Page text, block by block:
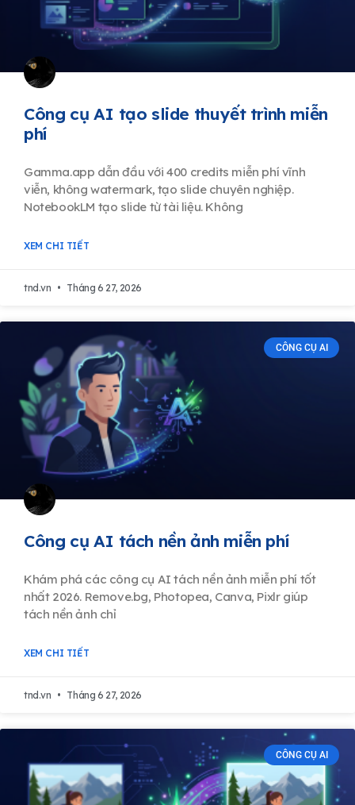
Công cụ AI tạo slide thuyết trình miễn
phí
Gamma.app dẫn đầu với 400 credits miễn phí vĩnh
viễn, không watermark, tạo slide chuyên nghiệp.
NotebookLM tạo slide từ tài liệu. Không
XEM CHI TIẾT
tnd.vn Tháng 6 27, 2026
CÔNG CỤ AI
Công cụ AI tách nền ảnh miễn phí
Khám phá các công cụ AI tách nền ảnh miễn phí tốt
nhất 2026. Remove.bg, Photopea, Canva, Pixlr giúp
tách nền ảnh chỉ
XEM CHI TIẾT
tnd.vn Tháng 6 27, 2026
CÔNG CỤ AI